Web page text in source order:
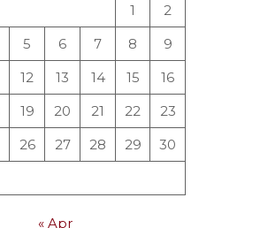
1
2
5 6 7 8
9
12 13 14 15
16
19 20 21 22
23
26 27 28 29
30
« Apr